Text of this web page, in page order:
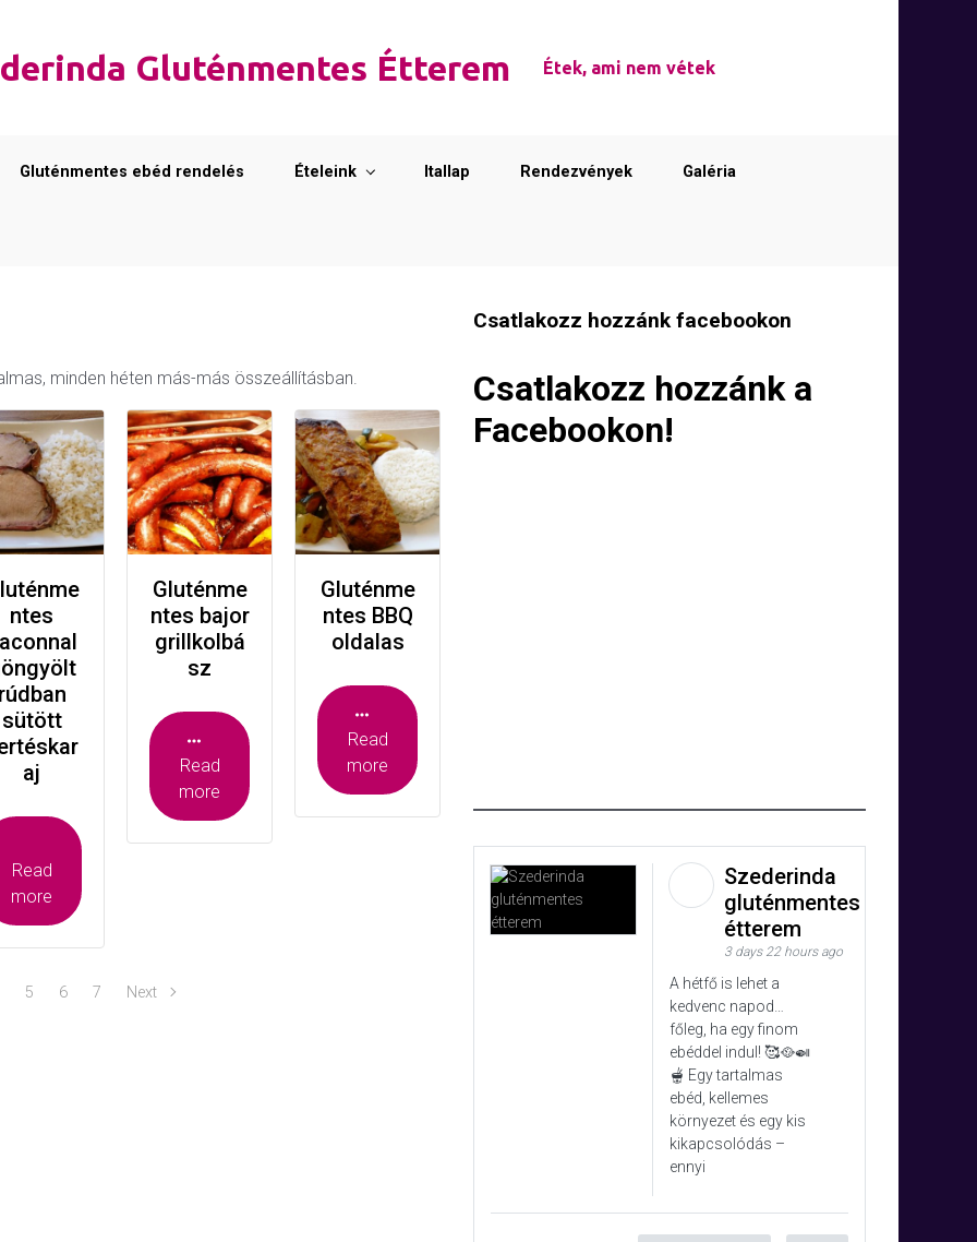
Gluténmentes Étterem Étek, ami nem vétek
Gluténmentes ebéd rendelés Ételeink Itallap Rendezvények Galéria
minden héten más-más összeállításban.
ntes
rúdban
sütött
aj
Read
more
Gluténme
ntes bajor
grillkolbá
sz
Read
more
Gluténme
ntes BBQ
oldalas
Read
more
5 6 7 Next
Csatlakozz hozzánk facebookon
Csatlakozz hozzánk a
Facebookon!
Szederinda
gluténmentes
étterem
3 days 22 hours ago
A hétfő is lehet a
kedvenc napod…
főleg, ha egy finom
ebéddel indul! 🥰🥘🍛
🫕 Egy tartalmas
ebéd, kellemes
környezet és egy kis
kikapcsolódás –
ennyi